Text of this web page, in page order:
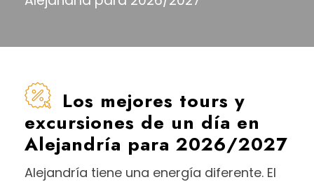
Los mejores tours y
excursiones de un día en
Alejandría para 2026/2027
Alejandría tiene una energía diferente. El